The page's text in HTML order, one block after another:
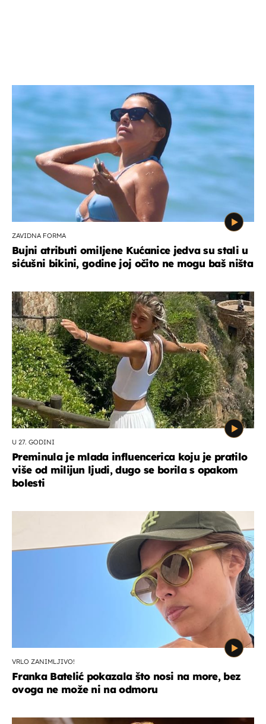
ZAVIDNA FORMA
Bujni atributi omiljene Kućanice jedva su stali u
sićušni bikini, godine joj očito ne mogu baš ništa
U 27. GODINI
Preminula je mlada influencerica koju je pratilo
više od milijun ljudi, dugo se borila s opakom
bolesti
VRLO ZANIMLJIVO!
Franka Batelić pokazala što nosi na more, bez
ovoga ne može ni na odmoru